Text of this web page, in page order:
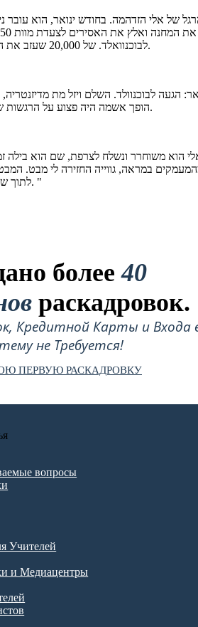
של אלי הזדהמה. בחודש ינואר, הוא עובר
לבוכנוואלד. של 20,000 שעזב את המחנה, רק 6,000 שרדו.
הופך אשמה היה פצוע על הרגשות של הקלה ועצב שהרגיש.
הוא משוחרר ונשלח לצרפת, שם הוא בילה
במראה, גווייה החזירה לי מבט.
לתוך שלי, מעולם לא עזב אותי. "
более40
раскадровок.
Кредитной Карты и Входа
не Требуется!
ПЕРВУЮ РАСКАДРОВКУ
вопросы
Учителей
и Медиацентры